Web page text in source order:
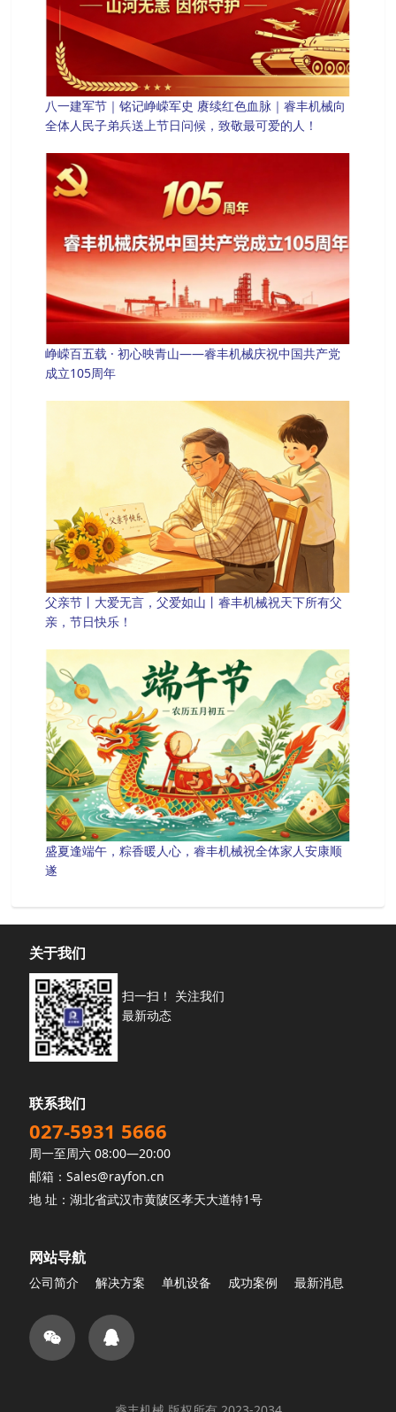
八一建军节｜铭记峥嵘军史 赓续红色血脉｜睿丰机械向
全体人民子弟兵送上节日问候，致敬最可爱的人！
峥嵘百五载 · 初心映青山——睿丰机械庆祝中国共产党
成立105周年
父亲节丨大爱无言，父爱如山丨睿丰机械祝天下所有父
亲，节日快乐！
盛夏逢端午，粽香暖人心，睿丰机械祝全体家人安康顺
遂
关于我们
扫一扫！ 关注我们
最新动态
联系我们
027-5931 5666
周一至周六 08:00—20:00
邮箱：Sales@rayfon.cn
地 址：湖北省武汉市黄陂区孝天大道特1号
网站导航
公司简介 解决方案 单机设备 成功案例 最新消息